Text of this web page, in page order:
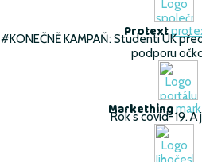
Protext
#KONEČNĚ KAMPAŇ: Studenti UK
podporu
Markething
Rok s covid-19. A